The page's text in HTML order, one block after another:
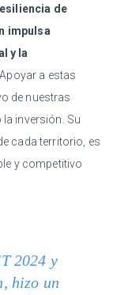
de
impulsa
y la
. Apoyar a estas
de nuestras
inversión. Su
cada territorio, es
y competitivo
2024 y
hizo un